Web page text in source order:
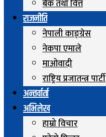
बैंक तथा वित्त
राजनीति
नेपाली काङ्ग्रेस
नेकपा एमाले
माओवादी
राष्ट्रिय प्रजातन्त्र पार्टी
अन्तर्वार्ता
अभिलेख
हाम्रो विचार